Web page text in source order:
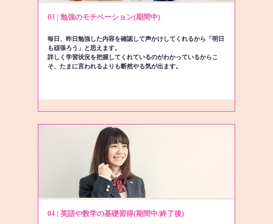
03 | 勉強のモチベーション(期間中)
毎日、昨日勉強した内容を確認して声かけしてくれるから「明日
も頑張ろう」と思えます。
詳しく学習状況を把握してくれているのがわかっているからこ
そ、たまに言われるよりも断然やる気が出ます。
04 | 英語や数学の基礎習得(期間中/終了後)